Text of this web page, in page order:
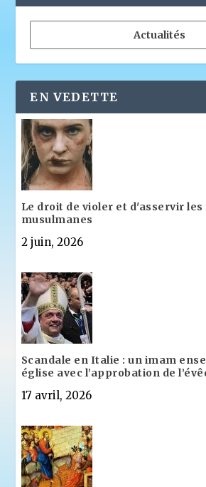
Actualités
EN VEDETTE
Le droit de violer et d'asservir
musulmanes
2 juin, 2026
Scandale en Italie : un imam
église avec l’approbation de
17 avril, 2026